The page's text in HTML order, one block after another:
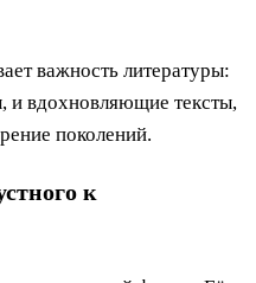
важность литературы:
и вдохновляющие тексты,
поколений.
к